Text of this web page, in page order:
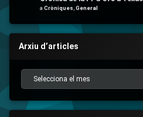
a Cròniques General
Arxiu d’articles
Arxiu d’articles